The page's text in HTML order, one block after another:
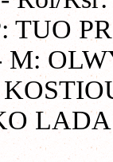
TUO
LADA